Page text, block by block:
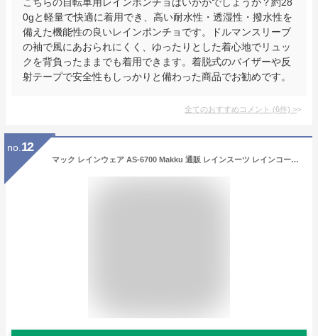
0gと軽量で快適に着用でき、高い耐水性・透湿性・撥水性を
備えた機能性の良いレインポンチョです。ドルマンスリーブ
の袖で風にあおられにくく、ゆったりとした着心地でリュッ
クを背負ったままでも着用できます。着脱式のバイザーや反
射テープで安全性もしっかりと備わった商品でお勧めです。
全てのおすすめコメント (6件) >
no. 12
マック レインウェア AS-6700 Makku 通販 レインスーツ レインコート 上下 メンズ レディース 男女兼用 ユニセックス 撥水 はっ水 防水テープ 透湿 フード付き フード 収納 レインウエア 雨具 カッパ 合羽 さりげないレインウェア セットアップ レインウェア上下セット